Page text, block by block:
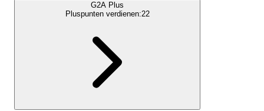
G2A Plus
Pluspunten verdienen:22